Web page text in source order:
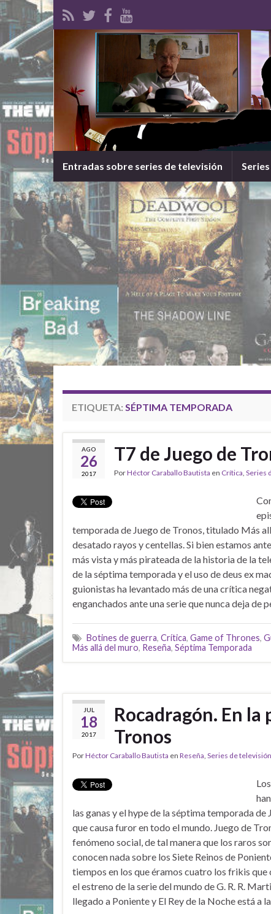
Entradas sobre series de televisión
ETIQUETA: SÉPTIMA TEMPORADA
AGO
26
2017
T7 de Juego de
PorHéctor Caraballo Bautista en Crítica, Series
temporada de Juego de Tronos, titulado Más
desatado rayos y centellas. Si bien estamos
más vista y más pirateada de la historia de la
de la séptima temporada y el uso de deus ex
guionistas ha levantado más de una crítica
enganchados ante una serie que nunca deja de
Botines de guerra, Crítica, Game of Thrones,
Más allá del muro, Reseña, Séptima Temporada
JUL
18
2017
Rocadragón. En
Tronos
PorHéctor Caraballo Bautista en Reseña, Series de televisión
las ganas y el hype de la séptima temporada de
que causa furor en todo el mundo. Juego de
fenómeno social, de tal manera que los raros
conocen nada sobre los Siete Reinos de
tiempos en los que éramos cuatro los frikis
el estreno de la serie del mundo de G. R. R.
llegado a Poniente y El Rey de la Noche está a